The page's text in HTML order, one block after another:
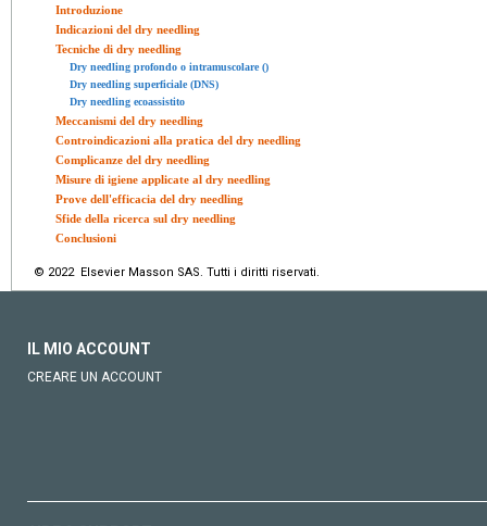
Introduzione
Indicazioni del dry needling
Tecniche di dry needling
Dry needling profondo o intramuscolare ()
Dry needling superficiale (DNS)
Dry needling ecoassistito
Meccanismi del dry needling
Controindicazioni alla pratica del dry needling
Complicanze del dry needling
Misure di igiene applicate al dry needling
Prove dell'efficacia del dry needling
Sfide della ricerca sul dry needling
Conclusioni
© 2022 Elsevier Masson SAS. Tutti i diritti riservati.
IL MIO ACCOUNT
CREARE UN ACCOUNT